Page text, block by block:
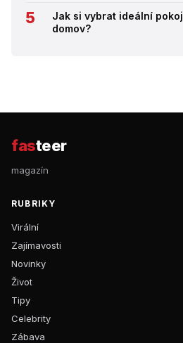
Jak si vybrat ideální
domov?
fasteer
magazín
RUBRIKY
Virální
Zajímavosti
Novinky
Život
Tipy
Celebrity
Zábava